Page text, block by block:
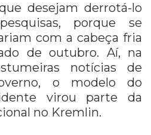
desejam derrotá-lo
porque se
com a cabeça fria
de outubro. Aí, na
notícias de
o modelo do
virou parte da
no Kremlin.